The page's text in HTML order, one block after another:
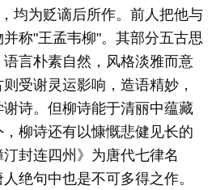
为贬谪后所作。前人把他与
称"王孟韦柳"。其部分五古思
言朴素自然，风格淡雅而意
受谢灵运影响，造语精妙，
诗。但柳诗能于清丽中蕴藏
柳诗还有以慷慨悲健见长的
封连四州》为唐代七律名
绝句中也是不可多得之作。